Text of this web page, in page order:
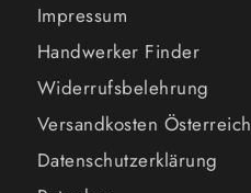
Impressum
Handwerker Finder
Widerrufsbelehrung
Versandkosten Österreich
Datenschutzerklärung